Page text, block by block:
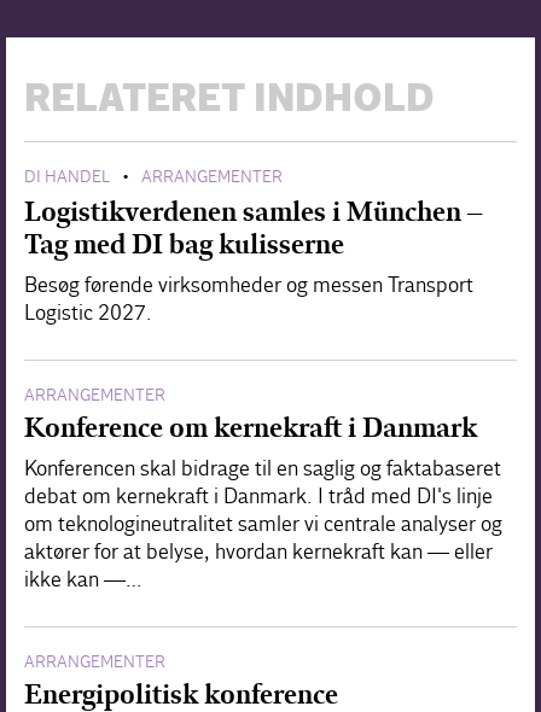
RELATERET INDHOLD
DI HANDEL • ARRANGEMENTER
Logistikverdenen samles i München –
Tag med DI bag kulisserne
Besøg førende virksomheder og messen Transport
Logistic 2027.
ARRANGEMENTER
Konference om kernekraft i Danmark
Konferencen skal bidrage til en saglig og faktabaseret
debat om kernekraft i Danmark. I tråd med DI's linje
om teknologineutralitet samler vi centrale analyser og
aktører for at belyse, hvordan kernekraft kan — eller
ikke kan —…
ARRANGEMENTER
Energipolitisk konference